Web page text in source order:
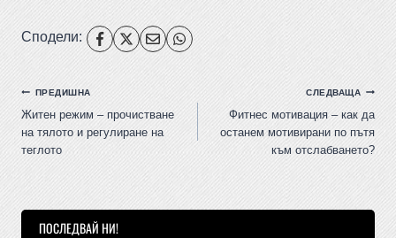
Сподели:
ПРЕДИШНА
Житен режим – прочистване
на тялото и регулиране на
теглото
СЛЕДВАЩА
Фитнес мотивация – как да
останем мотивирани по пътя
към отслабването?
ПОСЛЕДВАЙ НИ!